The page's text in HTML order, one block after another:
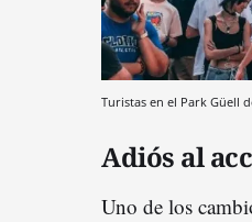
Turistas en el Park Güell
Adiós al
Uno de los